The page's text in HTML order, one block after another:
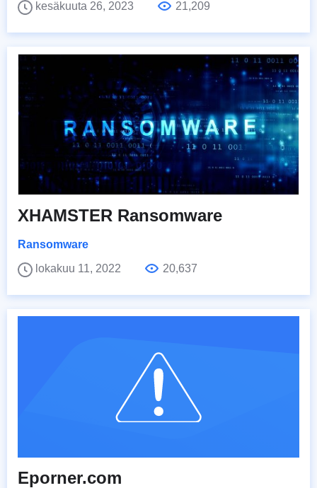
kesäkuuta 26, 2023 21,209
XHAMSTER Ransomware
Ransomware
lokakuu 11, 2022
20,637
Eporner.com